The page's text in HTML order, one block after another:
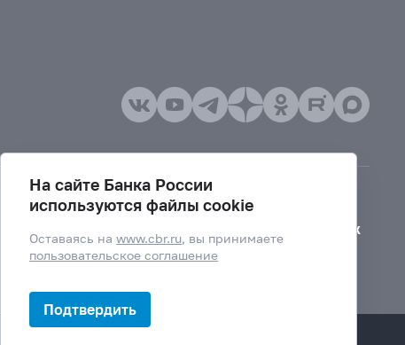
Версия для слабовидящих
На сайте Банка России
используются файлы cookie
Оставаясь наwww.cbr.ru, вы принимаете
пользовательское соглашение
Подтвердить